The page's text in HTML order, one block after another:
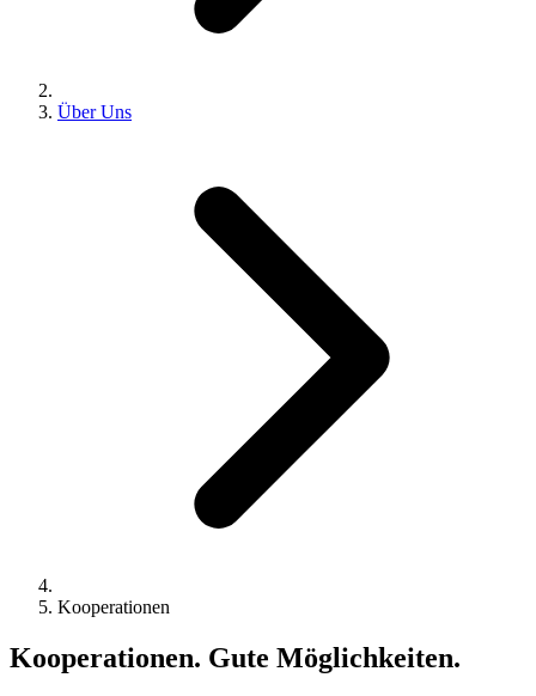
Über Uns
Kooperationen
Kooperationen. Gute Möglich­keiten.